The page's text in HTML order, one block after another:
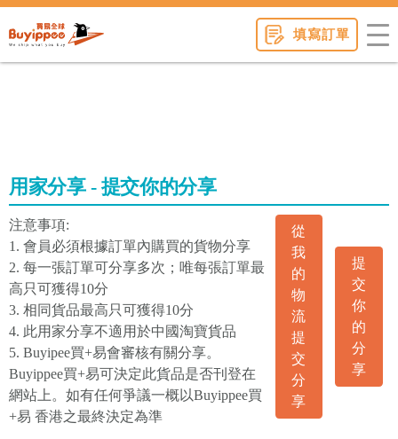
填寫訂單
用家分享 - 提交你的分享
注意事項:
1. 會員必須根據訂單內購買的貨物分享
2. 每一張訂單可分享多次；唯每張訂單最
高只可獲得10分
3. 相同貨品最高只可獲得10分
4. 此用家分享不適用於中國淘寶貨品
5. Buyipee買+易會審核有關分享。
Buyippee買+易可決定此貨品是否刊登在
網站上。如有任何爭議一概以Buyippee買
+易 香港之最終決定為準
從
我
的
物
流
提
交
分
享
提
交
你
的
分
享